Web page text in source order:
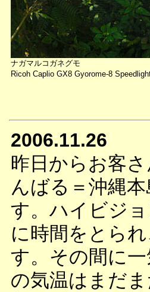
ナガマルコガネグモ
Ricoh Caplio GX8 Gyorome-8
2006.11.26
昨日からお客
んばる＝沖縄
す。ハイビジ
に時間をとら
す。その間に
の気温はまだ